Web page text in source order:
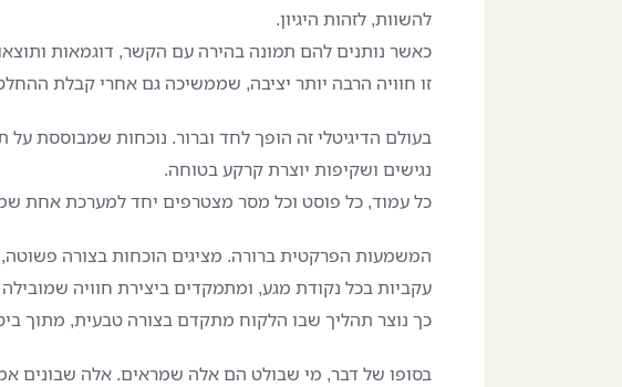
להשוות, לזהות היגיון.
כאשר נותנים להם תמונה בהירה עם הקשר, דוגמאות
זו חוויה הרבה יותר יציבה, שממשיכה גם אחרי קבלת
בעולם הדיגיטלי זה הופך לחד וברור. נוכחות שמבוססת על
נגישים ושקיפות יוצרת קרקע בטוחה.
כל עמוד, כל פוסט וכל מסר מצטרפים יחד למערכת אחת
המשמעות הפרקטית ברורה. מציגים הוכחות בצורה
עקביות בכל נקודת מגע, ומתמקדים ביצירת חוויה
כך נוצר תהליך שבו הלקוח מתקדם בצורה טבעית, מתוך
בסופו של דבר, מי שבולט הם אלה שמראים. אלה שבונים